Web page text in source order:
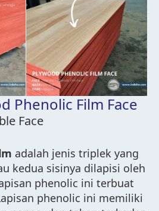
Phenolic Film Face
Face
adalah jenis triplek yang
kedua sisinya dilapisi oleh
phenolic ini terbuat
phenolic ini memiliki